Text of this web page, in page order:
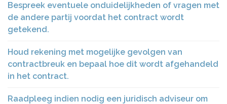
Bespreek eventuele onduidelijkheden of vragen met
de andere partij voordat het contract wordt
getekend.
Houd rekening met mogelijke gevolgen van
contractbreuk en bepaal hoe dit wordt afgehandeld
in het contract.
Raadpleeg indien nodig een juridisch adviseur om